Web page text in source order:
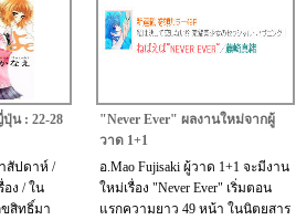
น : 22-28
สัปดาห์ /
ง / ใน
ขสิทธิ์มา
"Never Ever" ผลงานใหม่จากผู้
วาด 1+1
อ.Mao Fujisaki ผู้วาด 1+1 จะมีงาน
ใหม่เรื่อง "Never Ever" เริ่มตอน
แรกความยาว 49 หน้า ในนิตยสาร